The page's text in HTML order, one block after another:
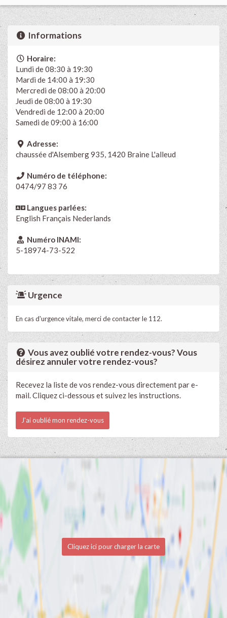
Informations
Horaire:
Lundi de 08:30 à 19:30
Mardi de 14:00 à 19:30
Mercredi de 08:00 à 20:00
Jeudi de 08:00 à 19:30
Vendredi de 12:00 à 20:00
Samedi de 09:00 à 16:00
Adresse:
chaussée d'Alsemberg 935, 1420 Braine L'alleud
Numéro de téléphone:
0474/97 83 76
Langues parlées:
English Français Nederlands
Numéro INAMI:
5-18974-73-522
Urgence
En cas d'urgence vitale, merci de contacter le 112.
Vous avez oublié votre rendez-vous? Vous
désirez annuler votre rendez-vous?
Recevez la liste de vos rendez-vous directement par e-
mail. Cliquez ci-dessous et suivez les instructions.
J'ai oublié mon rendez-vous
Cliquez ici pour charger la carte